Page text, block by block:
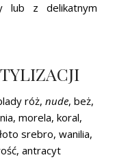
lub z delikatnym
róż, nude, beż,
morela, koral,
srebro, wanilia,
antracyt